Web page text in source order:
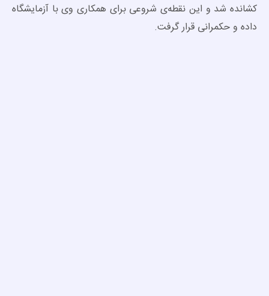
کشانده شد و این نقطه‌ی شروعی برای همکاری وی با آزمایشگاه
داده و حکمرانی قرار گرفت.